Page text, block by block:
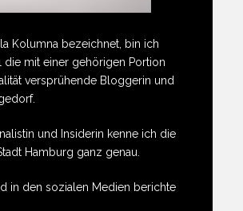
Kolumna bezeichnet, bin ich
die mit einer gehörigen Portion
versprühende Bloggerin und
und Insiderin kenne ich die
Hamburg ganz genau.
in den sozialen Medien berichte